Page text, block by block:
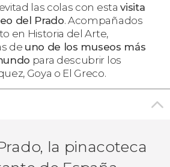
las colas con estavisita
del Prado. Acompañados
en Historia del Arte,
de uno de los museos más
para descubrir los
Goya o El Greco.
la pinacoteca